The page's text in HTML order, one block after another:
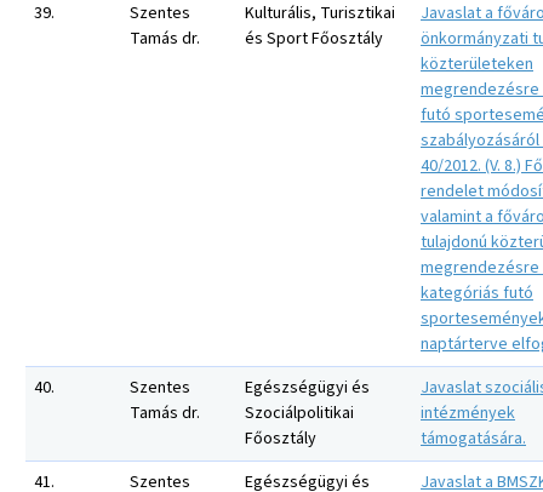
39.
Szentes
Tamás dr.
Kulturális, Turisztikai
és Sport Főosztály
Javaslat a
önkormányzati
közterületeken
futó
40/2012. (V. 8.)
rendelet
valamint a
tulajdonú
megrendezésre
kategóriás futó
naptárterve
40.
Szentes
Tamás dr.
Egészségügyi és
Szociálpolitikai
Főosztály
Javaslat
intézmények
támogatására.
41.
Szentes Egészségügyi és Javaslat a